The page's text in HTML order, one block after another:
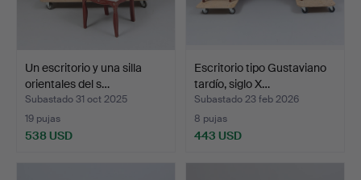
Un escritorio y una silla
orientales del s…
Subastado 31 oct 2025
19 pujas
538 USD
Escritorio tipo Gustaviano
tardío, siglo X…
Subastado 23 feb 2026
8 pujas
443 USD